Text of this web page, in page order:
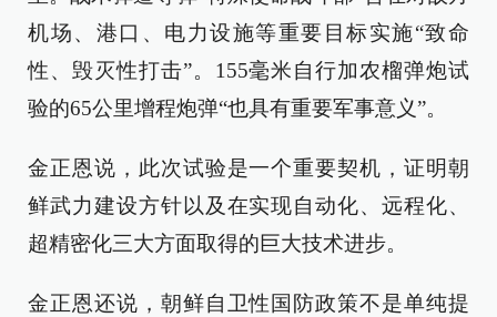
机场、港口、电力设施等重要目标实施“致命
性、毁灭性打击”。155毫米自行加农榴弹炮试
验的65公里增程炮弹“也具有重要军事意义”。
金正恩说，此次试验是一个重要契机，证明朝
鲜武力建设方针以及在实现自动化、远程化、
超精密化三大方面取得的巨大技术进步。
金正恩还说，朝鲜自卫性国防政策不是单纯提